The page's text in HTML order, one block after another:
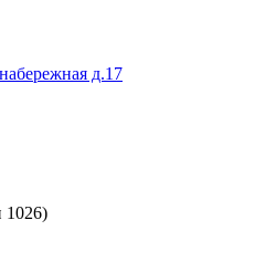
д.17
1026)